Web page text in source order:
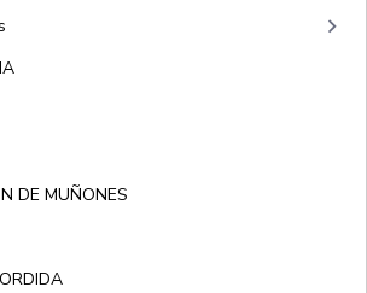
keyboard_arrow_right
DE MUÑONES